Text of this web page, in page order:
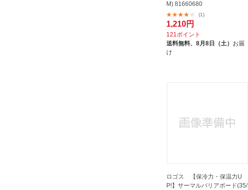
M) 81660680
(1)
1,210円
121ポイント
送料無料、 8月8日（土） お届
け
ロゴス 【保冷力・保温力U
P!】サーマルバリアボード(35/